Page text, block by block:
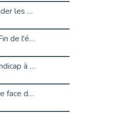
Mieux appréhender les enjeux du handicap singulier en entreprise - vidéo
DOETH 2025: Fin de l'écrêtement
Déclarer son handicap à son employeur : un levier professionnel ?
Le silence, l’autre face du recrutement : un appel au respect des candidats.